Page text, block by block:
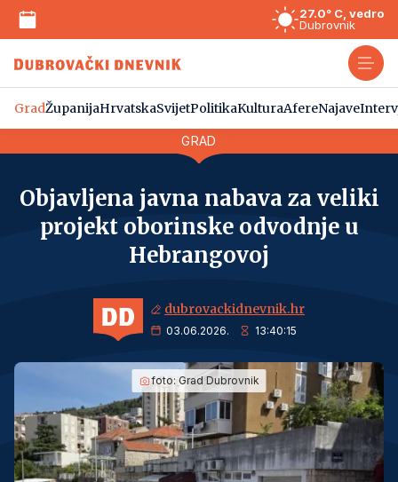
27.0° C, vedro
Dubrovnik
GradŽupanijaHrvatskaSvijetPolitikaKulturaAfereNajave
GRAD
Objavljena javna nabava za veliki
projekt oborinske odvodnje u
Hebrangovoj
dubrovackidnevnik.hr
03.06.2026. 13:40:15
foto: Grad Dubrovnik